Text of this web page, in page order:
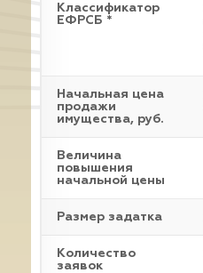
Классификатор
ЕФРСБ *
Начальная цена
продажи
имущества, руб.
Величина
повышения
начальной цены
Размер задатка
Количество
заявок